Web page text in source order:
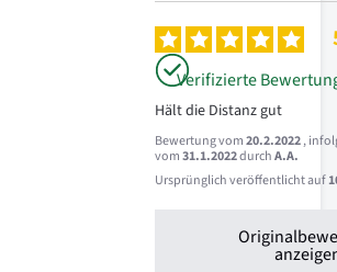
Verifizierte
Hält die Distanz gut
Bewertung vom20.2.2022,
vom31.1.2022durchA.A.
Ursprünglich veröffentlicht auf